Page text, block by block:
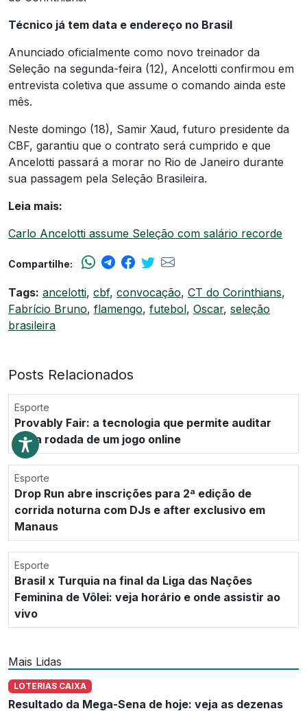
Técnico já tem data e endereço no Brasil
Anunciado oficialmente como novo treinador da
Seleção na segunda-feira (12), Ancelotti confirmou em
entrevista coletiva que assume o comando ainda este
mês.
Neste domingo (18), Samir Xaud, futuro presidente da
CBF, garantiu que o contrato será cumprido e que
Ancelotti passará a morar no Rio de Janeiro durante
sua passagem pela Seleção Brasileira.
Leia mais:
Carlo Ancelotti assume Seleção com salário recorde
Compartilhe:
Tags: ancelotti, cbf, convocação, CT do Corinthians,
Fabrício Bruno, flamengo, futebol, Oscar, seleção
brasileira
Posts Relacionados
Esporte
Provably Fair: a tecnologia que permite auditar
cada rodada de um jogo online
Esporte
Drop Run abre inscrições para 2ª edição de
corrida noturna com DJs e after exclusivo em
Manaus
Esporte
Brasil x Turquia na final da Liga das Nações
Feminina de Vôlei: veja horário e onde assistir ao
vivo
Mais Lidas
LOTERIAS CAIXA
Resultado da Mega-Sena de hoje: veja as dezenas